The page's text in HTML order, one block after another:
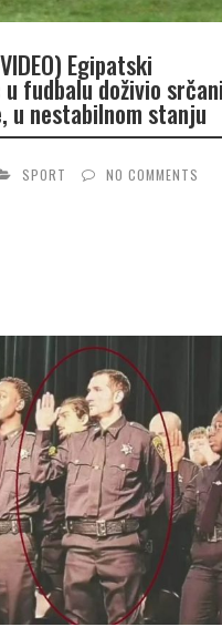
Egipatski
fudbalu doživio
u nestabilnom stanju
SPORT NO COMMENTS